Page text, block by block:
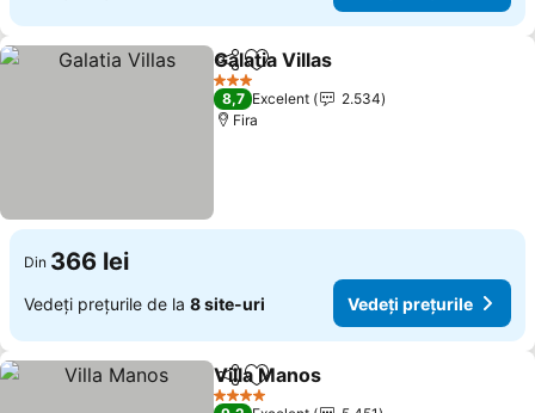
DistribuițiAdăugaţi la favorite
Galatia Villas
3 Stele
8,7 Excelent
2.534
Fira
Din 366 lei
Vedeți prețurile de la 8 site-uri Vedeți prețurile
DistribuițiAdăugaţi la favorite
Villa Manos
4 Stele